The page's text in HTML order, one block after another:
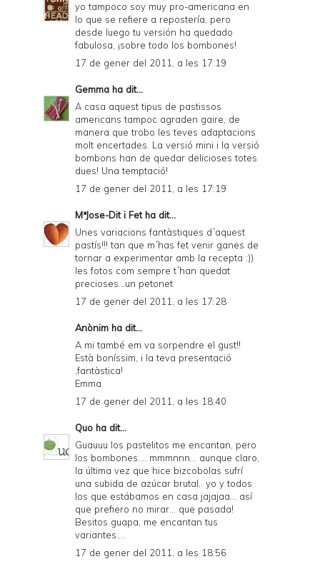
yo tampoco soy muy pro-americana en
lo que se refiere a repostería, pero
desde luego tu versión ha quedado
fabulosa, ¡sobre todo los bombones!
17 de gener del 2011, a les 17:19
Gemma ha dit...
A casa aquest tipus de pastissos
americans tampoc agraden gaire, de
manera que trobo les teves adaptacions
molt encertades. La versió mini i la versió
bombons han de quedar delicioses totes
dues! Una temptació!
17 de gener del 2011, a les 17:19
MªJose-Dit i Fetha dit...
Unes variacions fantàstiques d´aquest
pastís!!! tan que m´has fet venir ganes de
tornar a experimentar amb la recepta :))
les fotos com sempre t´han quedat
precioses...un petonet
17 de gener del 2011, a les 17:28
Anònim ha dit...
A mi també em va sorpendre el gust!!
Està boníssim, i la teva presentació
,fantàstica!
Emma
17 de gener del 2011, a les 18:40
Quo ha dit...
Guauuu los pastelitos me encantan, pero
los bombones.... mmmnnn... aunque claro,
la última vez que hice bizcobolas sufrí
una subida de azúcar brutal.. yo y todos
los que estábamos en casa jajajaa... así
que prefiero no mirar... que pasada!
Besitos guapa, me encantan tus
variantes....
17 de gener del 2011, a les 18:56